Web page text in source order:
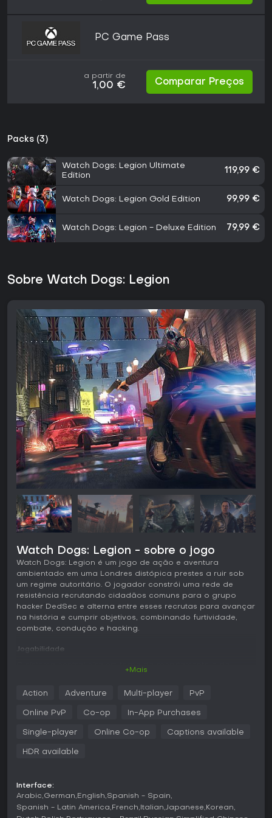
PC Game Pass
a partir de
1,00 € Comparar Preços
Packs (3)
Watch Dogs: Legion Ultimate
Edition
119,99 €
Watch Dogs: Legion Gold Edition 99,99 €
Watch Dogs: Legion - Deluxe Edition 79,99 €
Sobre Watch Dogs: Legion
Watch Dogs: Legion - sobre o jogo
Watch Dogs: Legion é um jogo de ação e aventura
ambientado em uma Londres distópica prestes a ruir sob
um regime autoritário. O jogador constrói uma rede de
resistência recrutando cidadãos comuns para o grupo
hacker DedSec e alterna entre esses recrutas para avançar
na história e cumprir objetivos, combinando furtividade,
combate, condução e hacking.
Jogabilidade
mudam a forma como as situações se desenrolam. Ao
analisar possíveis recrutas, o jogador descobre detalhes
aprimorado ou hacking mais rápido - e fraquezas que
os agentes podem ser trocados a qualquer momento,
hacking incluem drones armados para apoio aéreo, spider-
bots que podem ser lançados para causar confusão em
curto alcance e um manto de realidade aumentada que
+Mais
Action Adventure Multi-player PvP
Online PvP Co-op In-App Purchases
Single-player Online Co-op Captions available
HDR available
Interface:
Arabic German English Spanish - Spain
Spanish - Latin America French Italian Japanese Korean